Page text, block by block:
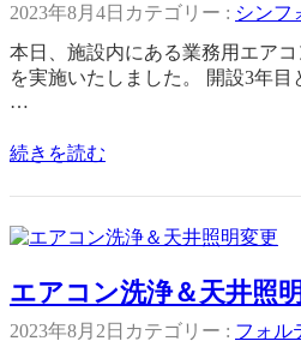
2023年8月4日 カテゴリー : シンフ
本日、施設内にある業務用エア
を実施いたしました。 開設3年目
…
続きを読む
エアコン洗浄＆天井照
2023年8月2日 カテゴリー : フォル